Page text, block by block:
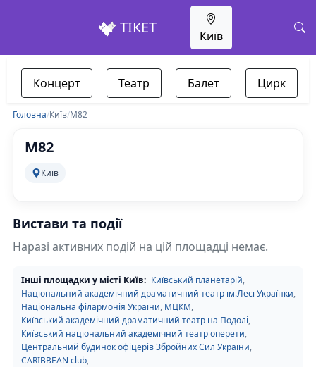
ТІКЕТ Київ
Концерт Театр Балет Цирк
Головна/Київ/M82
M82
Київ
Вистави та події
Наразі активних подій на цій площадці немає.
Інші площадки у місті Київ: Київський планетарій,
Національний академічний драматичний театр ім.Лесі Українки,
Національна філармонія України, МЦКМ,
Київський академічний драматичний театр на Подолі,
Київський національний академічний театр оперети,
Центральний будинок офіцерів Збройних Сил України,
CARIBBEAN club,